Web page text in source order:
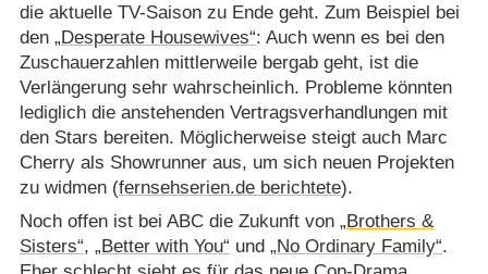
die aktuelle TV-Saison zu Ende geht. Zum Beispiel bei
den „Desperate Housewives“: Auch wenn es bei den
Zuschauerzahlen mittlerweile bergab geht, ist die
Verlängerung sehr wahrscheinlich. Probleme könnten
lediglich die anstehenden Vertragsverhandlungen mit
den Stars bereiten. Möglicherweise steigt auch Marc
Cherry als Showrunner aus, um sich neuen Projekten
zu widmen (fernsehserien.de berichtete).
Noch offen ist bei ABC die Zukunft von „Brothers &
Sisters“, „Better with You“ und „No Ordinary Family“.